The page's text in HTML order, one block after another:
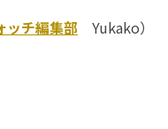
ッチ編集部 Yukako）